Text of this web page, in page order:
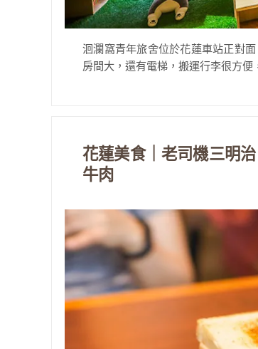
洄瀾窩青年旅舍位於花蓮車站正對
房間大，還有電梯，搬運行李很方
花蓮美食｜老司機三明
牛肉